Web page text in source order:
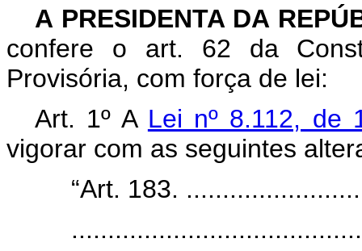
A PRESIDENTA DA
confere o art. 62 da
Provisória, com força de lei:
Art. 1º A Lei nº 8.112, de
vigorar com as seguintes
“Art. 183.